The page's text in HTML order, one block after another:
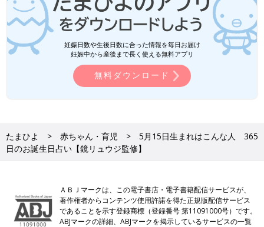
妊娠日数や生後日数に合った情報を毎日お届け
妊娠中から産後まで長く使える無料アプリ
無料ダウンロード
たまひよ 赤ちゃん・育児
5月15日生まれはこんな人 365
日のお誕生日占い【鏡リュウジ監修】
ＡＢＪマークは、この電子書店・電子書籍配信サービスが、
著作権者からコンテンツ使用許諾を得た正規版配信サービス
であることを示す登録商標（登録番号 第11091000号）です。
ABJマークの詳細、ABJマークを掲示しているサービスの一覧